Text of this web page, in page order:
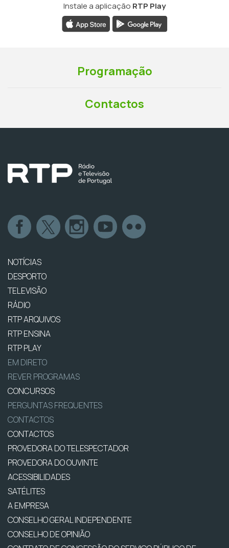
Instale a aplicação RTP Play
Programação
Contactos
NOTÍCIAS
DESPORTO
TELEVISÃO
RÁDIO
RTP ARQUIVOS
RTP ENSINA
RTP PLAY
EM DIRETO
REVER PROGRAMAS
CONCURSOS
PERGUNTAS FREQUENTES
CONTACTOS
CONTACTOS
PROVEDORA DO TELESPECTADOR
PROVEDORA DO OUVINTE
ACESSIBILIDADES
SATÉLITES
A EMPRESA
CONSELHO GERAL INDEPENDENTE
CONSELHO DE OPINIÃO